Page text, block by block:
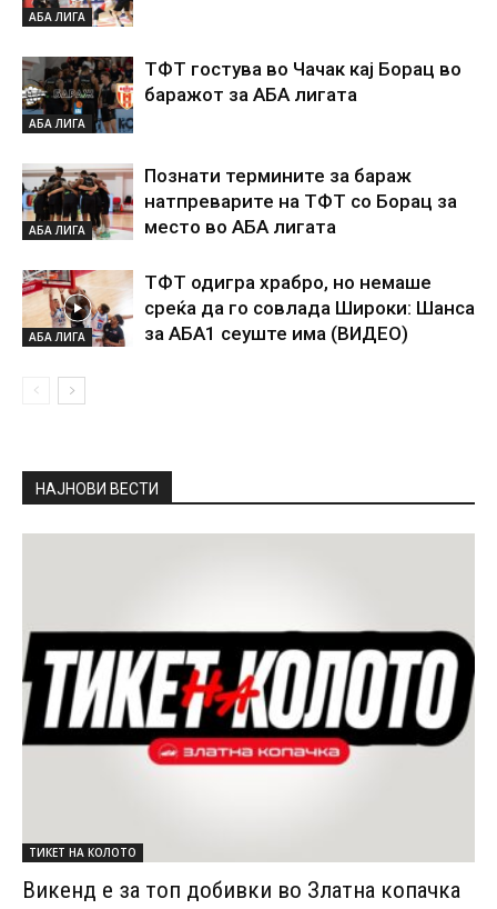
АБА ЛИГА
АБА ЛИГА
ТФТ гостува во Чачак кај Борац во
баражот за АБА лигата
АБА ЛИГА
Познати термините за бараж
натпреварите на ТФТ со Борац за
место во АБА лигата
АБА ЛИГА
ТФТ одигра храбро, но немаше
среќа да го совлада Широки: Шанса
за АБА1 сеуште има (ВИДЕО)
НАЈНОВИ ВЕСТИ
ТИКЕТ НА КОЛОТО
Викенд е за топ добивки во Златна копачка